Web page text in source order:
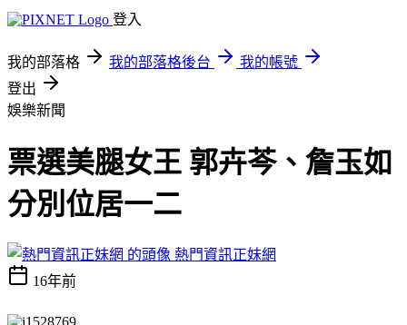
登入
我的部落格 我的部落格後台
我的帳號
登出
娛樂新聞
票選美腿女王 郭卉芩、詹玉如
分別位居一二
熱門資訊正妹網
16年前